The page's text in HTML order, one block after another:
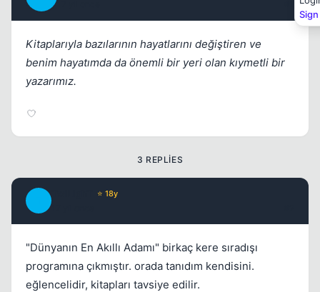
Kitaplarıyla bazılarının hayatlarını değiştiren ve
benim hayatımda da önemli bir yeri olan kıymetli bir
yazarımız.
3 REPLIES
⭐ 18y
"Dünyanın En Akıllı Adamı" birkaç kere sıradışı
programına çıkmıştır. orada tanıdım kendisini.
eğlencelidir, kitapları tavsiye edilir.